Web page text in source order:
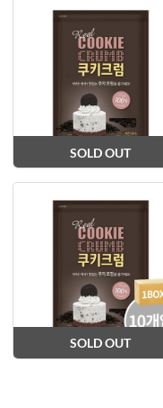
SOLD OUT
SOLD OUT